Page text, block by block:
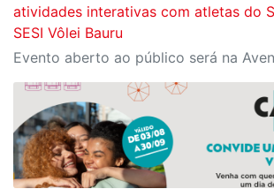
atividades interativas com atletas do
SESI Vôlei Bauru